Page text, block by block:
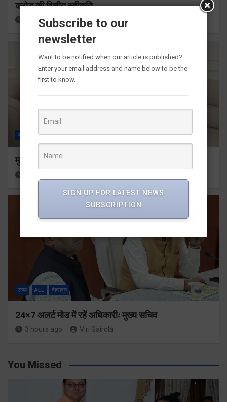
करोड़ की वित्तीय स्वीकृति
26 minutes ago Viri Gairola
राज्य ALL देहरादून
मुख्यमंत्री से महानिदेशक एनसीसी ने की शिष्टाचार भेंट
राज्य ALL देहरादून
24×7 अलर्ट मोड में रहें अधिकारीः मुख्य सचिव
3 hours ago Viri Gairola
You Missed
Subscribe to our
newsletter
Want to be notified when our article is published?
Enter your email address and name below to be the
first to know.
SIGN UP FOR LATEST NEWS
SUBSCRIPTION